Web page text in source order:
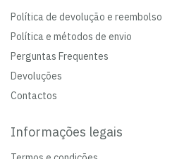
Política de devolução e reembolso
Política e métodos de envio
Perguntas Frequentes
Devoluções
Contactos
Informações legais